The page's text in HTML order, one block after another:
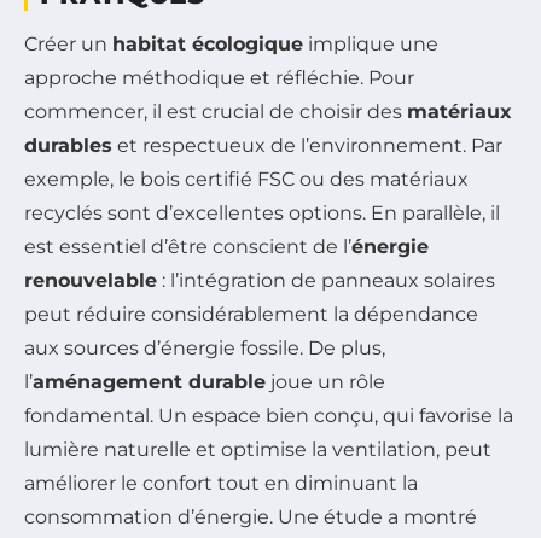
Créer un habitat écologique implique une
approche méthodique et réfléchie. Pour
commencer, il est crucial de choisir des matériaux
durables et respectueux de l’environnement. Par
exemple, le bois certifié FSC ou des matériaux
recyclés sont d’excellentes options. En parallèle, il
est essentiel d’être conscient de l’énergie
renouvelable : l’intégration de panneaux solaires
peut réduire considérablement la dépendance
aux sources d’énergie fossile. De plus,
l’aménagement durable joue un rôle
fondamental. Un espace bien conçu, qui favorise la
lumière naturelle et optimise la ventilation, peut
améliorer le confort tout en diminuant la
consommation d’énergie. Une étude a montré